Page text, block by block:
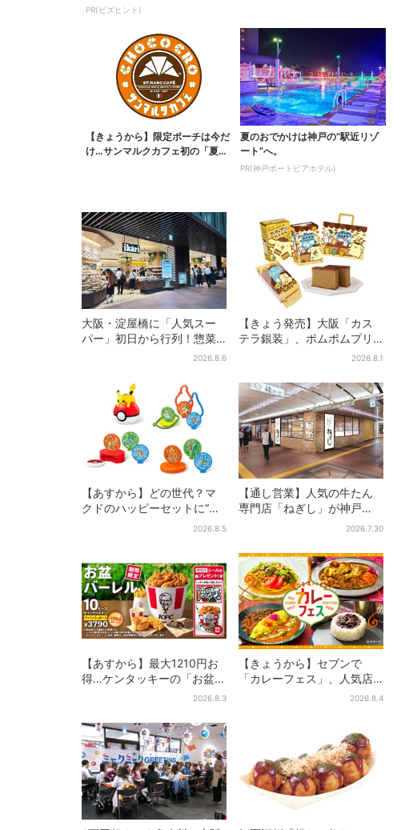
らせるNG評価」とは...
PR(ビズヒント)
【きょうから】限定ポーチは今だ
け…サンマルクカフェ初の「夏福
夏のおでかけは神戸の”駅近リゾ
ート”へ。
PR(神戸ポートピアホテル)
大阪・淀屋橋に「人気スー
パー」初日から行列！惣菜
＆弁当コーナーは大幅に拡
2026.8.6
【きょう発売】大阪「カス
テラ銀装」、ポムポムプリ
ンと初コラボ 紙袋まで限
2026.8.1
【あすから】どの世代？マ
クドのハッピーセットに“ポ
ケモンおもちゃ”、歴代30匹
2026.8.5
【通し営業】人気の牛たん
専門店「ねぎし」が神戸
に、「想像しただけでお腹
2026.7.30
【あすから】最大1210円お
得…ケンタッキーの「お盆パ
ック」、2週間だけ！数量限
2026.8.3
【きょうから】セブンで
「カレーフェス」、人気店
監修メニューなど全15品！
2026.8.4